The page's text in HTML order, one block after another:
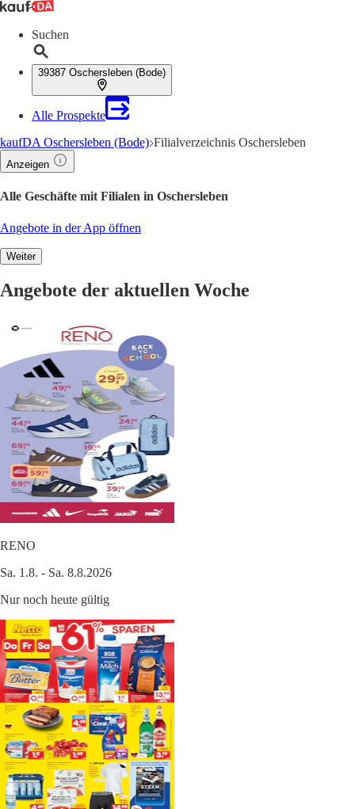
Suchen
39387 Oschersleben (Bode)
Alle Prospekte
kaufDA Oschersleben (Bode) Filialverzeichnis Oschersleben
Anzeigen
Alle Geschäfte mit Filialen in Oschersleben
Angebote in der App öffnen
Weiter
Angebote der aktuellen Woche
RENO
Sa. 1.8. - Sa. 8.8.2026
Nur noch heute gültig